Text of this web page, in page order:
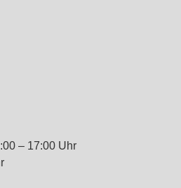
– 17:00 Uhr